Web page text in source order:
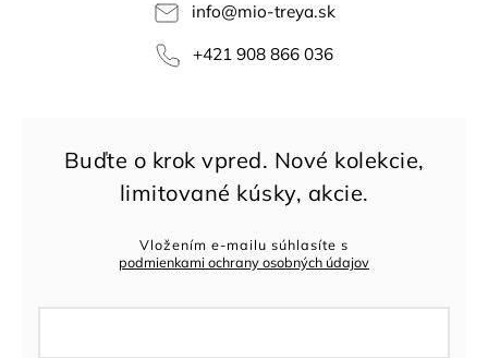
info@mio-treya.sk
+421 908 866 036
Vložením e-mailu súhlasíte s
podmienkami ochrany osobných údajov